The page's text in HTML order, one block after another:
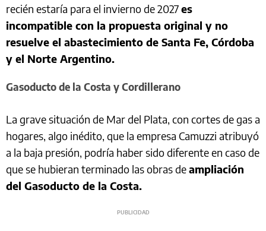
recién estaría para el invierno de 2027es
incompatible con la propuesta original y no
resuelve el abastecimiento de Santa Fe, Córdoba
y el Norte Argentino.
Gasoducto de la Costa y Cordillerano
La grave situación de Mar del Plata, con cortes de gas a
hogares, algo inédito, que la empresa Camuzzi atribuyó
a la baja presión, podría haber sido diferente en caso de
que se hubieran terminado las obras deampliación
del Gasoducto de la Costa.